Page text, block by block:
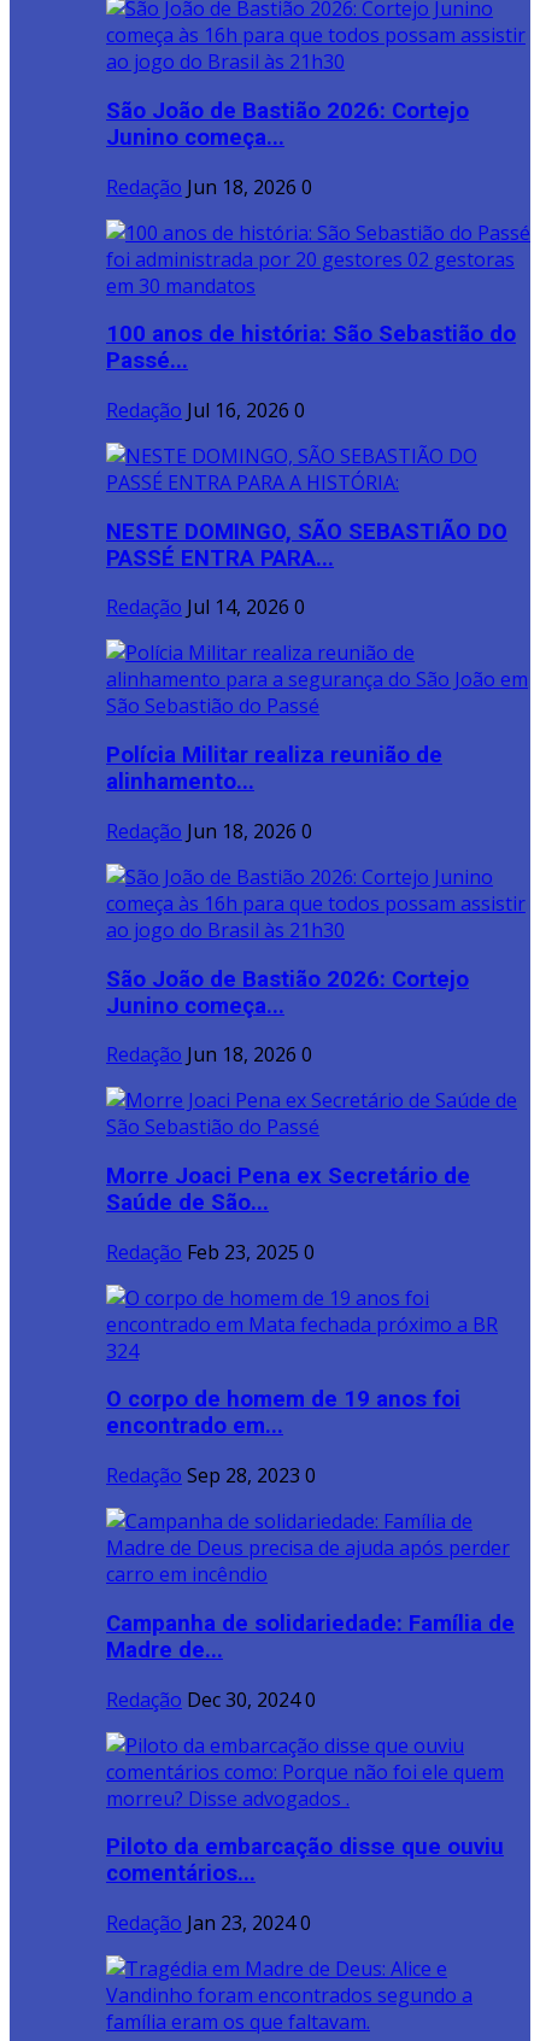
São João de Bastião 2026: Cortejo
Junino começa...
Redação Jun 18, 2026 0
100 anos de história: São Sebastião do
Passé...
Redação Jul 16, 2026 0
NESTE DOMINGO, SÃO SEBASTIÃO DO
PASSÉ ENTRA PARA...
Redação Jul 14, 2026 0
Polícia Militar realiza reunião de
alinhamento...
Redação Jun 18, 2026 0
São João de Bastião 2026: Cortejo
Junino começa...
Redação Jun 18, 2026 0
Morre Joaci Pena ex Secretário de
Saúde de São...
Redação Feb 23, 2025 0
O corpo de homem de 19 anos foi
encontrado em...
Redação Sep 28, 2023 0
Campanha de solidariedade: Família de
Madre de...
Redação Dec 30, 20240
Piloto da embarcação disse que ouviu
comentários...
Redação Jan 23, 20240